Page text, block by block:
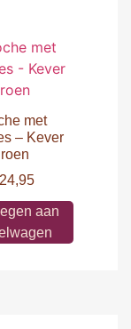
met
– Kever
aan